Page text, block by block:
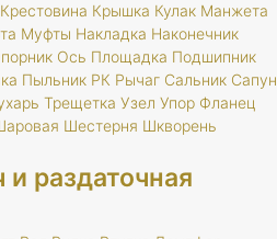
Крестовина Крышка Кулак Манжета
Муфты Накладка Наконечник
Ось Площадка Подшипник
Пыльник РК Рычаг Сальник Сапун
Трещетка Узел Упор Фланец
Шестерня Шкворень
раздаточная